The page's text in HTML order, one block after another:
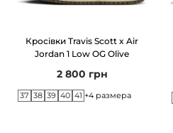
Кросівки Travis Scott x Air
Jordan 1 Low OG Olive
2 800 грн
37 38 39 40 41 +4 размера